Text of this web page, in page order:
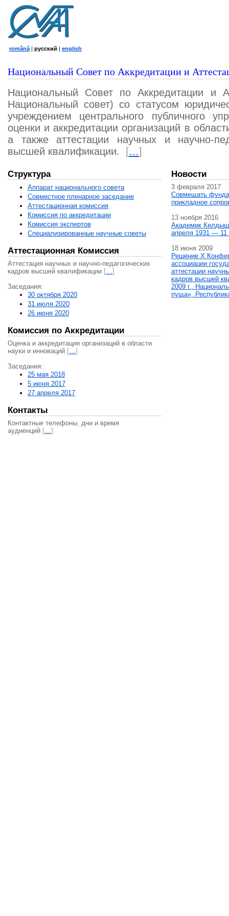
română | русский | english
Национальный Совет по Аккредитации и
Национальный Совет по Аккредитации и
Национальный совет) со статусом
учреждением центрального публичного
оценки и аккредитации организаций в
а также аттестации научных и научно-
высшей квалификации.
[…]
Структура
Аппарат национального совета
Совместное пленарное заседание
Аттестационная комисcия
Комиссия по аккредитации
Комиссия экспертов
Специализированные научные советы
Аттестационная Комиссия
Аттестация научных и научно-педагогических
кадров высшей квалификации […]
Заседания:
30 октября 2020
31 июля 2020
26 июня 2020
Комиссия по Аккредитации
Оценка и аккредитация организаций в области
науки и инноваций […]
Заседания:
25 мая 2018
5 июня 2017
27 апреля 2017
Контакты
Контактные телефоны, дни и время
аудиенций […]
Новости
3 февраля 2017
Совмещать
прикладное
13 ноября 2016
Академик
апреля 1931 — 11
18 июня 2009
Решение X
ассоциации
аттестации
кадров высшей
2009 г.,
пуща»,